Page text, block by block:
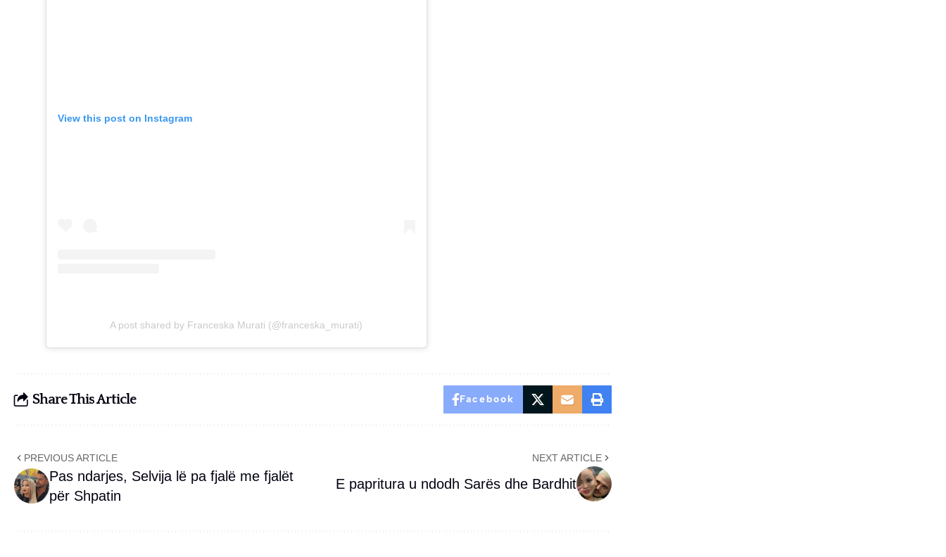
View this post on Instagram
A post shared by Franceska Murati (@franceska_murati)
Share This Article Facebook
PREVIOUS ARTICLE
Pas ndarjes, Selvija lë pa fjalë me fjalët
për Shpatin
NEXT ARTICLE
E papritura u ndodh Sarës dhe Bardhit